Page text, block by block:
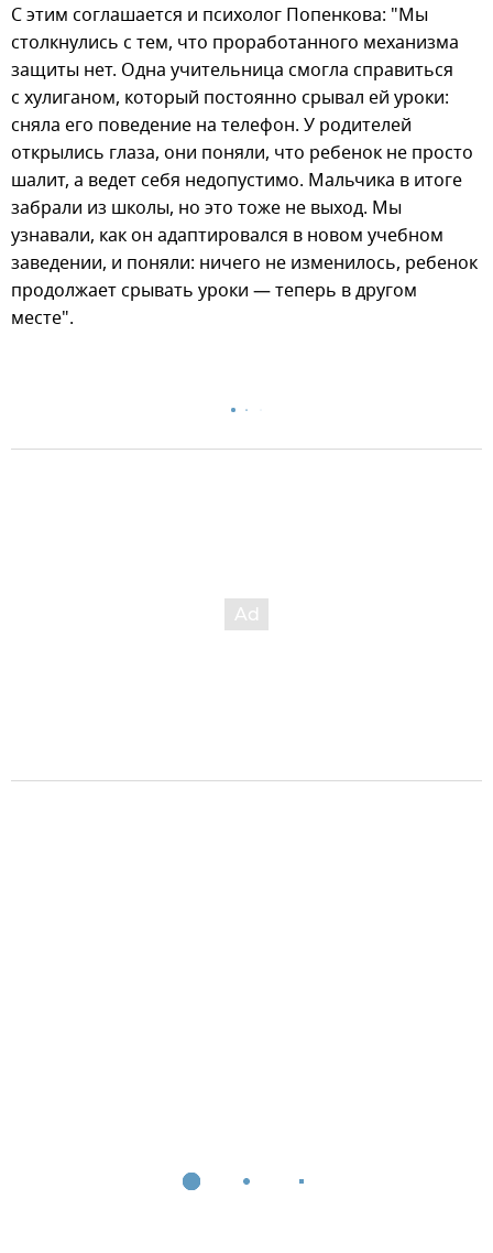
С этим соглашается и психолог Попенкова: "Мы
столкнулись с тем, что проработанного механизма
защиты нет. Одна учительница смогла справиться
с хулиганом, который постоянно срывал ей уроки:
сняла его поведение на телефон. У родителей
открылись глаза, они поняли, что ребенок не просто
шалит, а ведет себя недопустимо. Мальчика в итоге
забрали из школы, но это тоже не выход. Мы
узнавали, как он адаптировался в новом учебном
заведении, и поняли: ничего не изменилось, ребенок
продолжает срывать уроки — теперь в другом
месте".